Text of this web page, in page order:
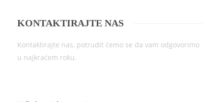
KONTAKTIRAJTE NAS
Kontaktirajte nas, potrudit ćemo se da vam odgovorimo
u najkraćem roku.